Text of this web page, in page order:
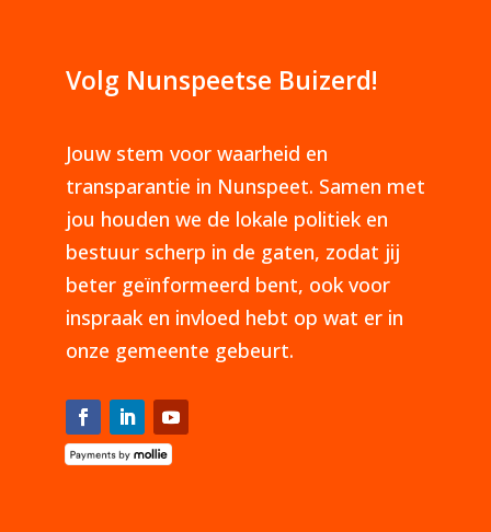
Volg Nunspeetse Buizerd!
Jouw stem voor waarheid en
transparantie in Nunspeet. Samen met
jou houden we de lokale politiek en
bestuur scherp in de gaten, zodat jij
beter geïnformeerd bent, ook voor
inspraak en invloed hebt op wat er in
onze gemeente gebeurt.